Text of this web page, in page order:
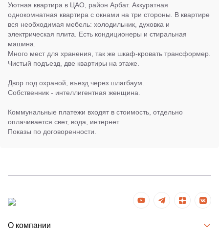
Уютная квартира в ЦАО, район Арбат. Аккуратная
однокомнатная квартира с окнами на три стороны. В квартире
вся необходимая мебель: холодильник, духовка и
электрическая плита. Есть кондиционеры и стиральная
машина.
Много мест для хранения, так же шкаф-кровать трансформер.
Чистый подъезд, две квартиры на этаже.
Двор под охраной, въезд через шлагбаум.
Собственник - интеллигентная женщина.
Коммунальные платежи входят в стоимость, отдельно
оплачивается свет, вода, интернет.
Показы по договоренности.
О компании